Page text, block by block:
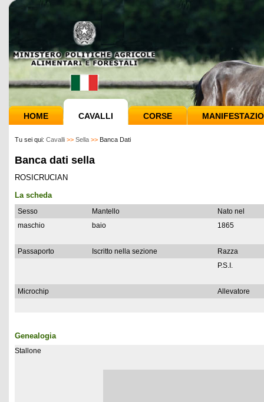
HOME CAVALLI CORSE
Tu sei qui: Cavalli >> Sella >> Banca Dati
Banca dati sella
ROSICRUCIAN
La scheda
Sesso Mantello
Nato nel
maschio
baio 1865
Passaporto Iscritto nella sezione
Razza
P.S.I.
Microchip Allevatore
Genealogia
Stallone